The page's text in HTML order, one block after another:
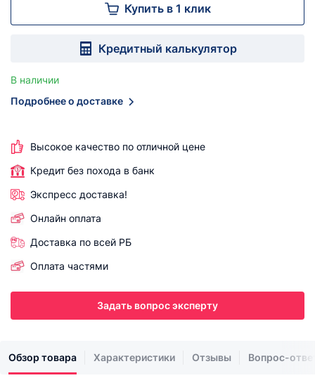
Купить в 1 клик
Кредитный калькулятор
В наличии
Подробнее о доставке
Высокое качество по отличной цене
Кредит без похода в банк
Экспресс доставка!
Онлайн оплата
Доставка по всей РБ
Оплата частями
Задать вопрос эксперту
Обзор товара Характеристики Отзывы Вопрос-